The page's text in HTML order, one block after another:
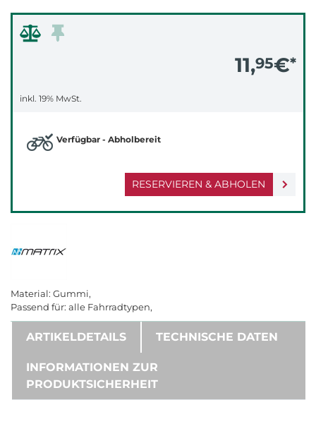
11,95€*
inkl. 19% MwSt.
RESERVIEREN & ABHOLEN
Verfügbar - Abholbereit
Material: Gummi,
Passend für: alle Fahrradtypen,
ARTIKELDETAILS TECHNISCHE DATEN
INFORMATIONEN ZUR
PRODUKTSICHERHEIT